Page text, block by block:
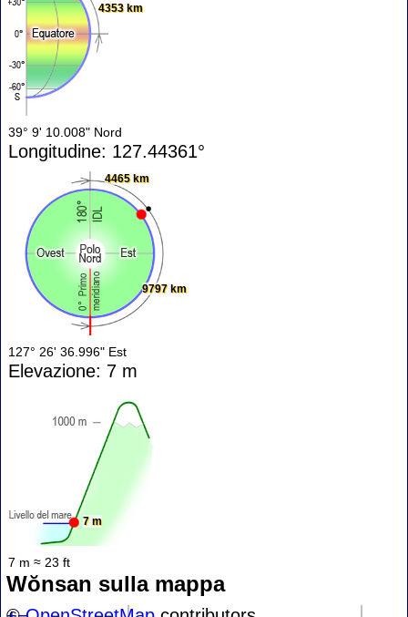
4353 km
39° 9' 10.008" Nord
Longitudine: 127.44361°
9797 km
4465 km
127° 26' 36.996" Est
Elevazione: 7 m
7 m
7 m ≈ 23 ft
Wŏnsan sulla mappa